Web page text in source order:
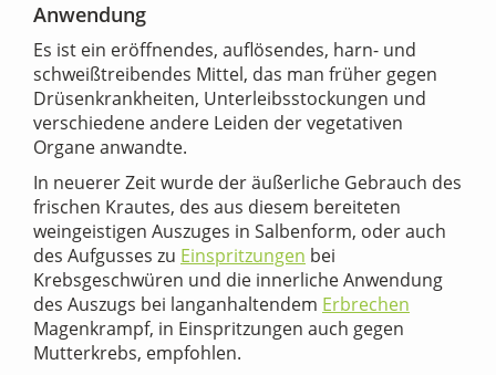
Anwendung
Es ist ein eröffnendes, auflösendes, harn- und
schweißtreibendes Mittel, das man früher gegen
Drüsenkrankheiten, Unterleibsstockungen und
verschiedene andere Leiden der vegetativen
Organe anwandte.
In neuerer Zeit wurde der äußerliche Gebrauch des
frischen Krautes, des aus diesem bereiteten
weingeistigen Auszuges in Salbenform, oder auch
des Aufgusses zu Einspritzungen bei
Krebsgeschwüren und die innerliche Anwendung
des Auszugs bei langanhaltendem Erbrechen
Magenkrampf, in Einspritzungen auch gegen
Mutterkrebs, empfohlen.